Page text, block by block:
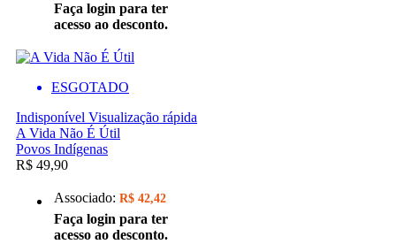
Faça login para ter
acesso ao desconto.
ESGOTADO
Indisponível Visualização rápida
A Vida Não É Útil
Povos Indígenas
R$ 49,90
Associado: R$ 42,42
Faça login para ter
acesso ao desconto.